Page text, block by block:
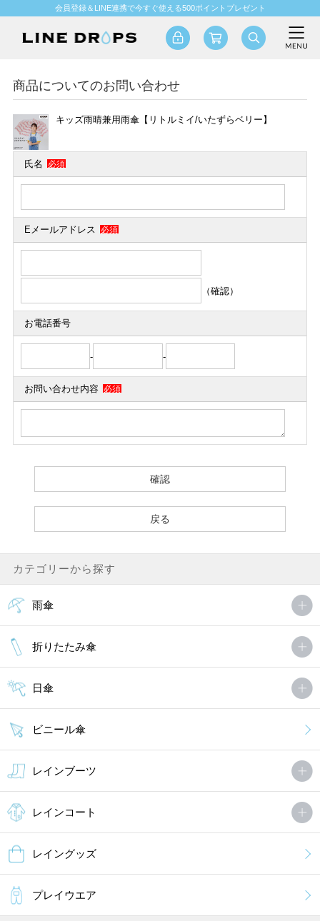
会員登録＆LINE連携で今すぐ使える500ポイントプレゼント
商品についてのお問い合わせ
キッズ雨晴兼用雨傘【リトルミイ/いたずらベリー】
氏名 必須
Eメールアドレス 必須
（確認）
お電話番号
- -
お問い合わせ内容 必須
カテゴリーから探す
雨傘
折りたたみ傘
日傘
ビニール傘
レインブーツ
レインコート
レイングッズ
プレイウエア